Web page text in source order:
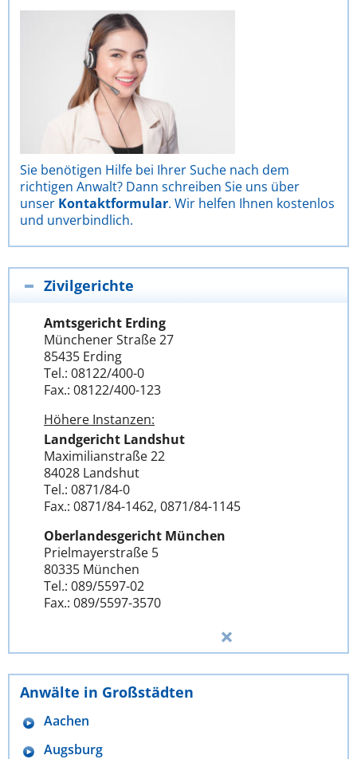
Sie benötigen Hilfe bei Ihrer Suche nach dem
richtigen Anwalt? Dann schreiben Sie uns über
unser Kontaktformular. Wir helfen Ihnen kostenlos
und unverbindlich.
Zivilgerichte
Amtsgericht Erding
Münchener Straße 27
85435 Erding
Tel.: 08122/400-0
Fax.: 08122/400-123
Höhere Instanzen:
Landgericht Landshut
Maximilianstraße 22
84028 Landshut
Tel.: 0871/84-0
Fax.: 0871/84-1462, 0871/84-1145
Oberlandesgericht München
Prielmayerstraße 5
80335 München
Tel.: 089/5597-02
Fax.: 089/5597-3570
Anwälte in Großstädten
Aachen
Augsburg